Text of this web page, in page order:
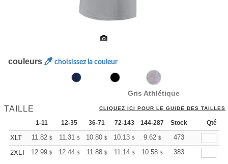
couleurs choisissez la couleur
Gris Athlétique
TAILLE CLIQUEZ ICI POUR LE GUIDE DES TAILLES
1-11 12-35 36-71 72-143 144-287 288 + Plus
Stock Qté
XLT 11.82 $ 11.31 $ 10.80 $ 10.13 $ 9.62 $ 9.45
473
2XLT
12.99 $ 12.44 $ 11.88 $ 11.14 $ 10.58 $ 10.39
383